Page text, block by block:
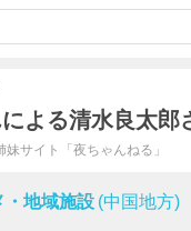
よる清水良太郎
妹サイト「夜ちゃんねる」
・地域施設 (中国地方)